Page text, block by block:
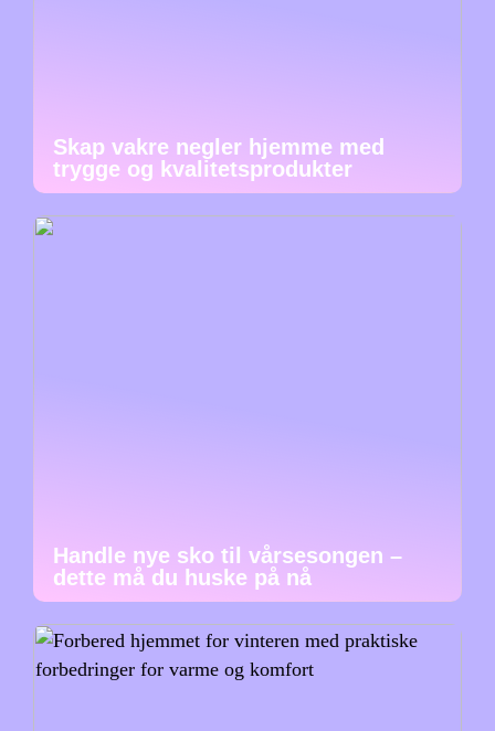
Skap vakre negler hjemme med
trygge og kvalitetsprodukter
Handle nye sko til vårsesongen –
dette må du huske på nå